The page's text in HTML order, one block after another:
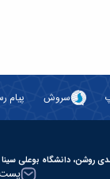
سروش پیام
روشن، دانشگاه بوعلی سینا
پست